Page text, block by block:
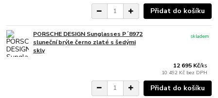
Přidat do košíku
PORSCHE DESIGN Sunglasses P´8972
sluneční brýle černo zlaté s šedými
skly
12 695 Kč/ks
10 492 Kč bez DPH
skladem
Přidat do košíku